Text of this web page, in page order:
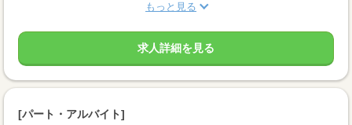
もっと見る
求人詳細を見る
[パート・アルバイト]